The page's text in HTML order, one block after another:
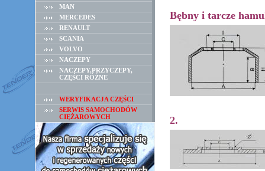
MAN
MERCEDES
RENAULT
SCANIA
VOLVO
NACZEPY
NACZEPY,PRZYCZEPY,
CZĘŚCI RÓŻNE
WERYFIKACJA CZĘŚCI
SERWIS SAMOCHODÓW
CIĘŻAROWYCH
Bębny i tarcze
2.